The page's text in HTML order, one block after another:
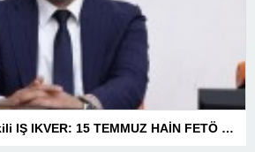
MHP Elazığ Milletvekili IŞ IKVER: 15 TEMMUZ HAİN FETÖ KALKIŞMASI TÜRKİYE’Yİ İŞGAL GİRİŞİMİDİR